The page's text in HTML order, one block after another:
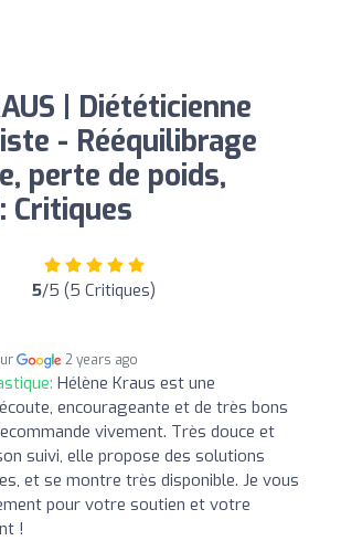
| Diététicienne
- Rééquilibrage
perte de poids,
Critiques
5/5 (5 Critiques)
2 years ago
Hélène Kraus est une
encourageante et de très bons
vivement. Très douce et
suivi, elle propose des solutions
et se montre très disponible. Je vous
pour votre soutien et votre
!